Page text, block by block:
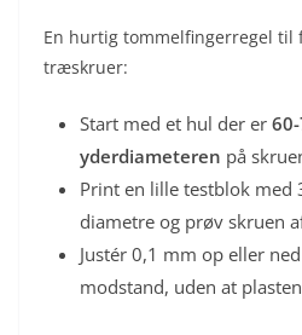
En hurtig tommelfingerregel til
træskruer:
Start med et hul der er
yderdiameteren på
Print en lille testblok med
diametre og prøv skruen
Justér 0,1 mm op eller
modstand, uden at